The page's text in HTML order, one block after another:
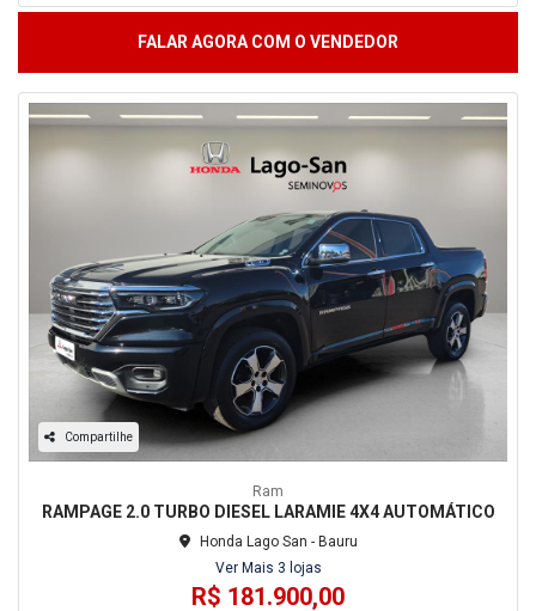
FALAR AGORA COM O VENDEDOR
Compartilhe
Ram
RAMPAGE 2.0 TURBO DIESEL LARAMIE 4X4 AUTOMÁTICO
Honda Lago San - Bauru
Ver Mais 3 lojas
R$ 181.900,00